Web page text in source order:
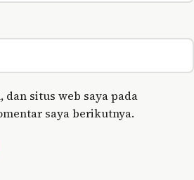
dan situs web saya pada
saya berikutnya.